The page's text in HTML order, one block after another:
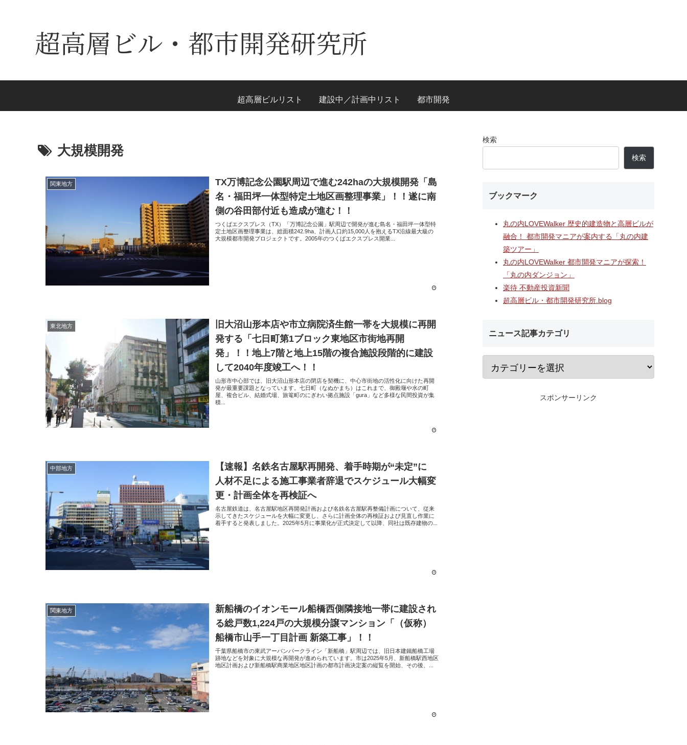
超高層ビル・都市開発研究所
超高層ビルリスト 建設中／計画中リスト 都市開発
大規模開発
関東地方
TX万博記念公園駅周辺で進む242haの大規模開発「島
名・福田坪一体型特定土地区画整理事業」！！遂に南
側の谷田部付近も造成が進む！！
つくばエクスプレス（TX）「万博記念公園」駅周辺で開発が進む島名・福田坪一体型特
定土地区画整理事業は、総面積242.9ha、計画人口約15,000人を抱えるTX沿線最大級の
大規模都市開発プロジェクトです。2005年のつくばエクスプレス開業...
東北地方
旧大沼山形本店や市立病院済生館一帯を大規模に再開
発する「七日町第1ブロック東地区市街地再開
発」！！地上7階と地上15階の複合施設段階的に建設
して2040年度竣工へ！！
山形市中心部では、旧大沼山形本店の閉店を契機に、中心市街地の活性化に向けた再開
発が最重要課題となっています。七日町（なぬかまち）はこれまで、御殿堰や水の町
屋、複合ビル、結婚式場、旅篭町のにぎわい拠点施設「gura」など多様な民間投資が集
積...
中部地方
【速報】名鉄名古屋駅再開発、着手時期が“未定”に
人材不足による施工事業者辞退でスケジュール大幅変
更・計画全体を再検証へ
名古屋鉄道は、名古屋駅地区再開発計画および名鉄名古屋駅再整備計画について、従来
示してきたスケジュールを大幅に変更し、さらに計画全体の再検証および見直し作業に
着手すると発表しました。2025年5月に事業化が正式決定して以降、同社は既存建物の...
関東地方
新船橋のイオンモール船橋西側隣接地一帯に建設され
る総戸数1,224戸の大規模分譲マンション「（仮称）
船橋市山手一丁目計画 新築工事」！！
千葉県船橋市の東武アーバンパークライン「新船橋」駅周辺では、旧日本建鐵船橋工場
跡地などを対象に大規模な再開発が進められています。市は2025年5月、新船橋駅西地区
地区計画および新船橋駅商業地区地区計画の都市計画決定案の縦覧を開始、その後、...
検索
検索
ブックマーク
丸の内LOVEWalker 歴史的建造物と高層ビルが
融合！ 都市開発マニアが案内する「丸の内建
築ツアー」
丸の内LOVEWalker 都市開発マニアが探索！
「丸の内ダンジョン」
楽待 不動産投資新聞
超高層ビル・都市開発研究所.blog
ニュース記事カテゴリ
スポンサーリンク